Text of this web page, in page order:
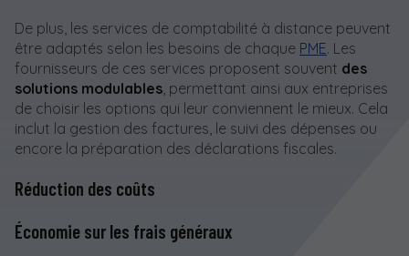
De plus, les services de comptabilité à distance peuvent
être adaptés selon les besoins de chaque PME. Les
fournisseurs de ces services proposent souvent des
solutions modulables , permettant ainsi aux entreprises
de choisir les options qui leur conviennent le mieux. Cela
inclut la gestion des factures, le suivi des dépenses ou
encore la préparation des déclarations fiscales.
Réduction des coûts
Économie sur les frais généraux